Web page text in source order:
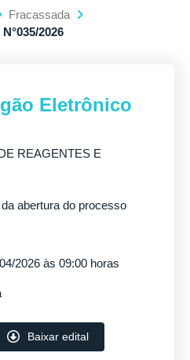
Fracassada
2026
Eletrônico
REAGENTES E
abertura do processo
2026 às 09:00 horas
Baixar edital